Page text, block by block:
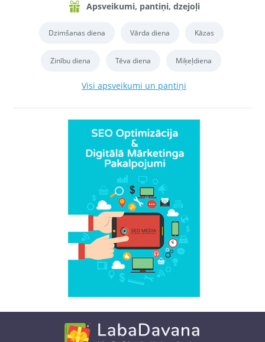
Apsveikumi, pantiņi, dzejoļi
Dzimšanas diena Vārda diena Kāzas
Zinību diena Tēva diena Miķeļdiena
Visi apsveikumi un pantiņi